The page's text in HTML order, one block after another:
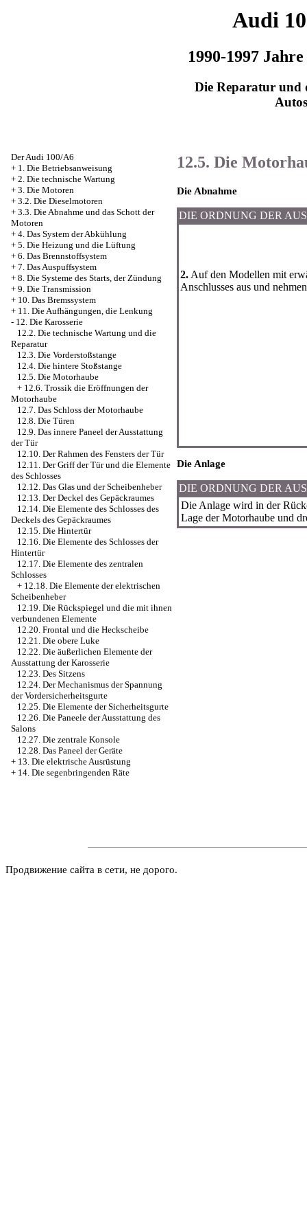
Audi
1990-1997
Die Reparatur und
Autos
Der Audi 100/A6
+ 1. Die Betriebsanweisung
+ 2. Die technische Wartung
+ 3. Die Motoren
+ 3.2. Die Dieselmotoren
+ 3.3. Die Abnahme und das Schott der
Motoren
+ 4. Das System der Abkühlung
+ 5. Die Heizung und die Lüftung
+ 6. Das Brennstoffsystem
+ 7. Das Auspuffsystem
+ 8. Die Systeme des Starts, der Zündung
+ 9. Die Transmission
+ 10. Das Bremssystem
+ 11. Die Aufhängungen, die Lenkung
- 12. Die Karosserie
12.2. Die technische Wartung und die
Reparatur
12.3. Die Vorderstoßstange
12.4. Die hintere Stoßstange
12.5. Die Motorhaube
+ 12.6. Trossik die Eröffnungen der
Motorhaube
12.7. Das Schloss der Motorhaube
12.8. Die Türen
12.9. Das innere Paneel der Ausstattung
der Tür
12.10. Der Rahmen des Fensters der Tür
12.11. Der Griff der Tür und die Elemente
des Schlosses
12.12. Das Glas und der Scheibenheber
12.13. Der Deckel des Gepäckraumes
12.14. Die Elemente des Schlosses des
Deckels des Gepäckraumes
12.15. Die Hintertür
12.16. Die Elemente des Schlosses der
Hintertür
12.17. Die Elemente des zentralen
Schlosses
+ 12.18. Die Elemente der elektrischen
Scheibenheber
12.19. Die Rückspiegel und die mit ihnen
verbundenen Elemente
12.20. Frontal und die Heckscheibe
12.21. Die obere Luke
12.22. Die äußerlichen Elemente der
Ausstattung der Karosserie
12.23. Des Sitzens
12.24. Der Mechanismus der Spannung
der Vordersicherheitsgurte
12.25. Die Elemente der Sicherheitsgurte
12.26. Die Paneele der Ausstattung des
Salons
12.27. Die zentrale Konsole
12.28. Das Paneel der Geräte
+ 13. Die elektrische Ausrüstung
+ 14. Die segenbringenden Räte
12.5. Die
Die Abnahme
DIE ORDNUNG DER
2. Auf den Modellen mit
Anschlusses aus und
Die Anlage
DIE ORDNUNG DER
Die Anlage wird in der
Lage der Motorhaube und
Продвижение сайта в сети, не дорого.